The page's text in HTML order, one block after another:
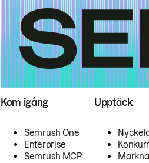
Kom igång
Semrush One
Enterprise
Semrush MCP
Upptäck